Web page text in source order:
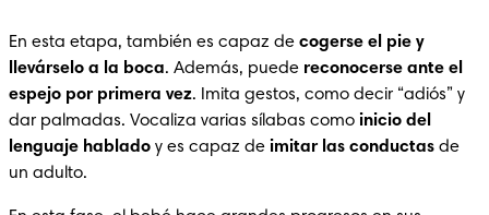
En esta etapa, también es capaz de cogerse el pie y
llevárselo a la boca. Además, puede reconocerse ante el
espejo por primera vez. Imita gestos, como decir “adiós” y
dar palmadas. Vocaliza varias sílabas como inicio del
lenguaje hablado y es capaz de imitar las conductas de
un adulto.